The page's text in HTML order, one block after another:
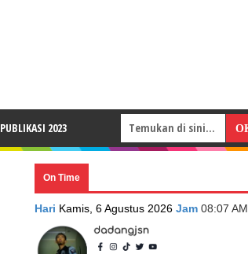
PUBLIKASI 2023
On Time
Hari Kamis, 6 Agustus 2026 Jam 08:07 AM